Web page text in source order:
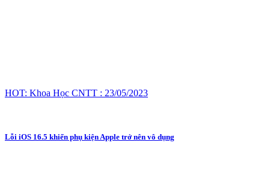
HOT: Khoa Học CNTT : 23/05/2023
Lỗi iOS 16.5 khiến phụ kiện Apple trở nên vô dụng